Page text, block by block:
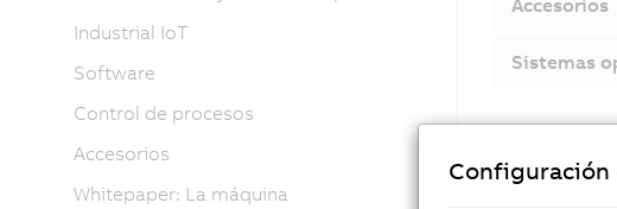
Accesorios
Sistemas
Industrial IoT
Software
Control de procesos
Accesorios
Whitepaper: La máquina
Configuración